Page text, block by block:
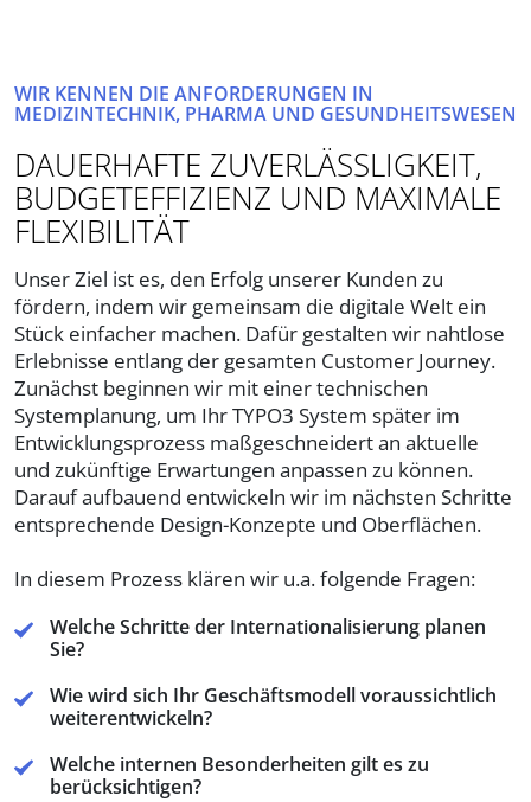
WIR KENNEN DIE ANFORDERUNGEN IN
MEDIZINTECHNIK, PHARMA UND GESUNDHEITSWESEN
DAUERHAFTE ZUVERLÄSSLIGKEIT,
BUDGETEFFIZIENZ UND MAXIMALE
FLEXIBILITÄT
Unser Ziel ist es, den Erfolg unserer Kunden zu
fördern, indem wir gemeinsam die digitale Welt ein
Stück einfacher machen. Dafür gestalten wir nahtlose
Erlebnisse entlang der gesamten Customer Journey.
Zunächst beginnen wir mit einer technischen
Systemplanung, um Ihr TYPO3 System später im
Entwicklungsprozess maßgeschneidert an aktuelle
und zukünftige Erwartungen anpassen zu können.
Darauf aufbauend entwickeln wir im nächsten Schritte
entsprechende Design-Konzepte und Oberflächen.
In diesem Prozess klären wir u.a. folgende Fragen:
Welche Schritte der Internationalisierung planen
Sie?
Wie wird sich Ihr Geschäftsmodell voraussichtlich
weiterentwickeln?
Welche internen Besonderheiten gilt es zu
berücksichtigen?